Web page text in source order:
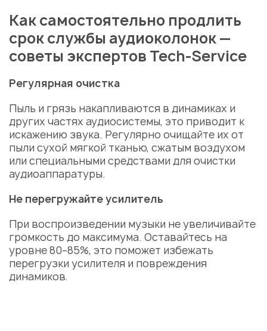
Как самостоятельно продлить
срок службы аудиоколонок —
советы экспертов Tech-Service
Регулярная очистка
Пыль и грязь накапливаются в динамиках и
других частях аудиосистемы, это приводит к
искажению звука. Регулярно очищайте их от
пыли сухой мягкой тканью, сжатым воздухом
или специальными средствами для очистки
аудиоаппаратуры.
Не перегружайте усилитель
При воспроизведении музыки не увеличивайте
громкость до максимума. Оставайтесь на
уровне 80–85%, это поможет избежать
перегрузки усилителя и повреждения
динамиков.